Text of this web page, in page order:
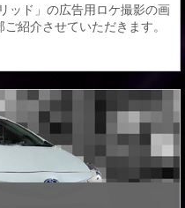
ッド」の広告用ロケ撮影の画
紹介させていただきます。
撮影画像はいつもの
」に掲載いたしますので楽
の装着パーツになります。
はあらためてご報告させて